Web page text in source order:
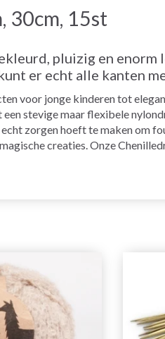
30cm, 15st
pluizig en enorm
er echt alle kanten
voor jonge kinderen tot
stevige maar flexibele
zorgen hoeft te maken om
creaties. Onze